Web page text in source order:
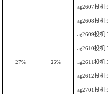
27% 26%
ag2607投机
ag2608投机
ag2609投机
ag2610投机
ag2611投机
ag2612投机
ag2701投机